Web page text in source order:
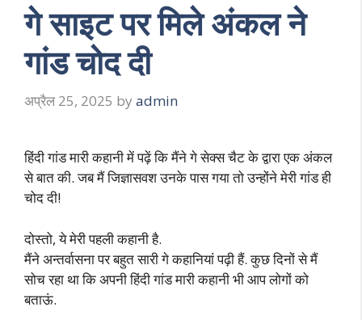
गे साइट पर मिले अंकल ने
गांड चोद दी
अप्रैल 25, 2025 by admin
हिंदी गांड मारी कहानी में पढ़ें कि मैंने गे सेक्स चैट के द्वारा एक अंकल
से बात की. जब मैं जिज्ञासवश उनके पास गया तो उन्होंने मेरी गांड ही
चोद दी!
दोस्तो, ये मेरी पहली कहानी है.
मैंने अन्तर्वासना पर बहुत सारी गे कहानियां पढ़ी हैं. कुछ दिनों से मैं
सोच रहा था कि अपनी हिंदी गांड मारी कहानी भी आप लोगों को
बताऊं.